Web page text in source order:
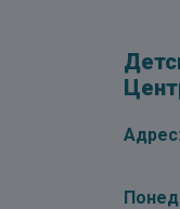
Адрес: